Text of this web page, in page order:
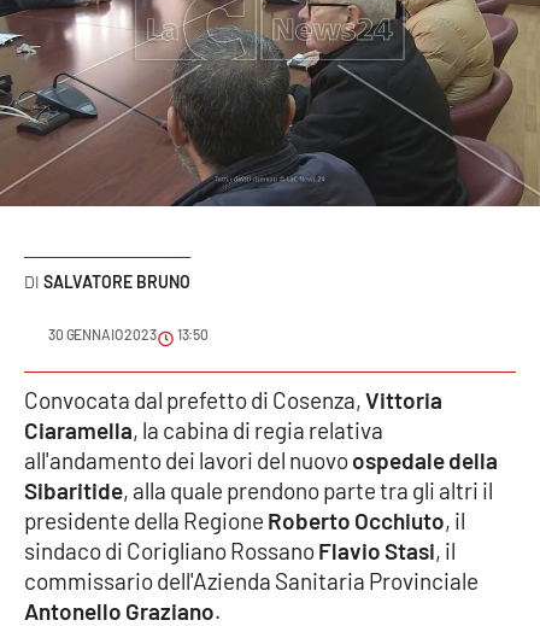
Sanità
Sport
Cultura
Podcast
Meteo
Editoriali
VIDEO
Ambiente
Cronaca
Cultura
SALVATORE BRUNO
30 GENNAIO 2023 13:50
Convocata dal prefetto di Cosenza,Vittoria
Ciaramella, la cabina di regia relativa
all'andamento dei lavori del nuovoospedale della
Sibaritide, alla quale prendono parte tra gli altri il
presidente della Regione Roberto Occhiuto, il
sindaco di Corigliano RossanoFlavio Stasi, il
commissario dell'Azienda Sanitaria Provinciale
Antonello Graziano.